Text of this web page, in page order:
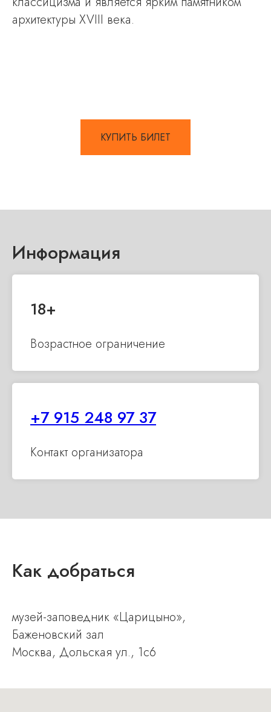
архитектуры XVIII века.
КУПИТЬ БИЛЕТ
Информация
18 +
Возрастное ограничение
+7 915 248 97 37
Контакт организатора
Как добраться
музей-заповедник «Цари цыно»,
Баженовский зал
Москва, Дольская ул., 1с6